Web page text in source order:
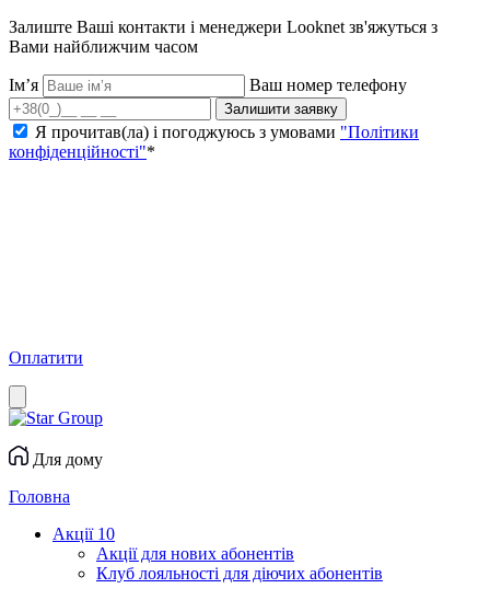
Залиште Ваші контакти і менеджери Looknet зв'яжуться з
Вами найближчим часом
Ім’я Ваш номер телефону
Залишити заявку
Я прочитав(ла) і погоджуюсь з умовами "Політики
конфіденційності"*
Оплатити
Для дому
Головна
Акції 10
Акції для нових абонентів
Клуб лояльності для діючих абонентів